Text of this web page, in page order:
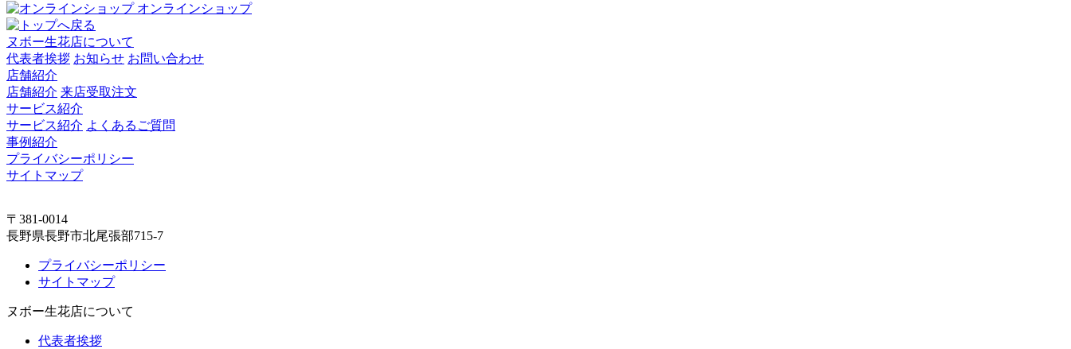
オンラインショップ
ヌボー生花店について
代表者挨拶 お知らせ お問い合わせ
店舗紹介
店舗紹介 来店受取注文
サービス紹介
サービス紹介 よくあるご質問
事例紹介
プライバシーポリシー
サイトマップ
〒381-0014
長野県長野市北尾張部715-7
プライバシーポリシー
サイトマップ
ヌボー生花店について
代表者挨拶